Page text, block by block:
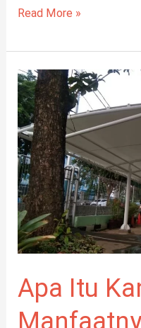
Read More »
Apa Itu
Apa
Itu
Kanopi
dan
5
Manfaatnya?